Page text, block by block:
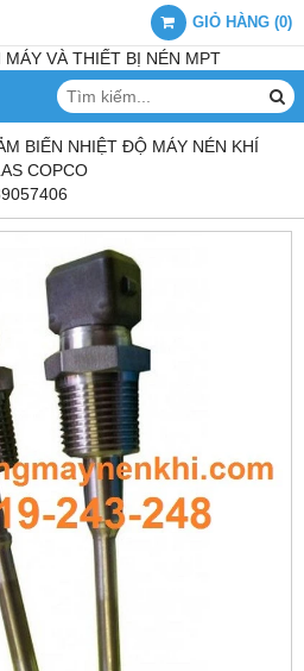
GIỎ HÀNG (0)
BIẾN NHIỆT ĐỘ MÁY NÉN KHÍ
COPCO